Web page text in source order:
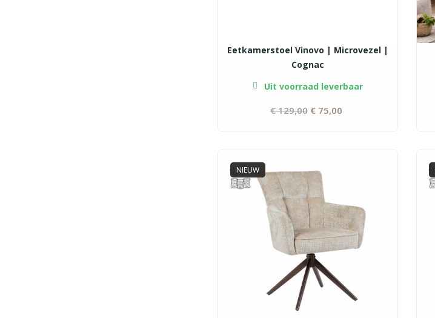
Eetkamerstoel Vinovo | Microvezel |
Cognac
Uit voorraad leverbaar
Normale
€ 129,00 € 75,00
NIEUW